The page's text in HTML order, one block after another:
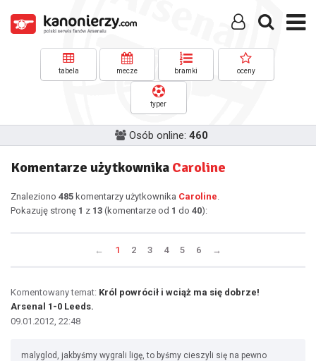
tabela mecze bramki oceny
typer
Osób online: 460
Komentarze użytkownika Caroline
Znaleziono 485 komentarzy użytkownika Caroline.
Pokazuję stronę 1 z 13 (komentarze od 1 do 40):
← 1 2 3 4 5 6 →
Komentowany temat: Król powrócił i wciąż ma się dobrze!
Arsenal 1-0 Leeds.
09.01.2012, 22:48
malyglod, jakbyśmy wygrali ligę, to byśmy cieszyli się na pewno